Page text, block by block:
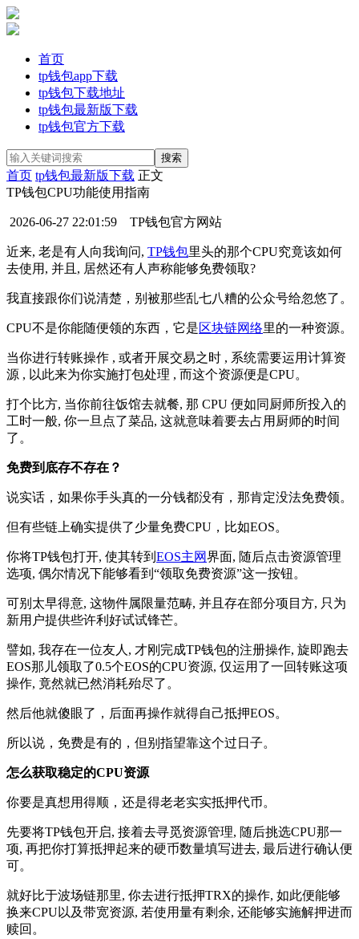
首页
tp钱包app下载
tp钱包下载地址
tp钱包最新版下载
tp钱包官方下载
首页 tp钱包最新版下载 正文
TP钱包CPU功能使用指南
2026-06-27 22:01:59 TP钱包官方网站
近来, 老是有人向我询问, TP钱包里头的那个CPU究竟该如何
去使用, 并且, 居然还有人声称能够免费领取?
我直接跟你们说清楚，别被那些乱七八糟的公众号给忽悠了。
CPU不是你能随便领的东西，它是区块链网络里的一种资源。
当你进行转账操作 , 或者开展交易之时 , 系统需要运用计算资
源 , 以此来为你实施打包处理 , 而这个资源便是CPU。
打个比方, 当你前往饭馆去就餐, 那 CPU 便如同厨师所投入的
工时一般, 你一旦点了菜品, 这就意味着要去占用厨师的时间
了。
免费到底存不存在？
说实话，如果你手头真的一分钱都没有，那肯定没法免费领。
但有些链上确实提供了少量免费CPU，比如EOS。
你将TP钱包打开, 使其转到 EOS主网界面, 随后点击资源管理
选项, 偶尔情况下能够看到“领取免费资源”这一按钮。
可别太早得意, 这物件属限量范畴, 并且存在部分项目方, 只为
新用户提供些许利好试试锋芒。
譬如, 我存在一位友人, 才刚完成TP钱包的注册操作, 旋即跑去
EOS那儿领取了0.5个EOS的CPU资源, 仅运用了一回转账这项
操作, 竟然就已然消耗殆尽了。
然后他就傻眼了，后面再操作就得自己抵押EOS。
所以说，免费是有的，但别指望靠这个过日子。
怎么获取稳定的CPU资源
你要是真想用得顺，还是得老老实实抵押代币。
先要将TP钱包开启, 接着去寻觅资源管理, 随后挑选CPU那一
项, 再把你打算抵押起来的硬币数量填写进去, 最后进行确认便
可。
就好比于波场链那里, 你去进行抵押TRX的操作, 如此便能够
换来CPU以及带宽资源, 若使用量有剩余, 还能够实施解押进而
赎回。